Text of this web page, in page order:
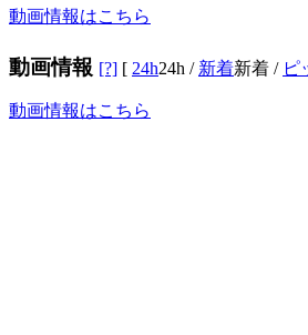
動画情報はこちら
動画情報 [?] [ 24h24h / 新着新着 / ピ
動画情報はこちら